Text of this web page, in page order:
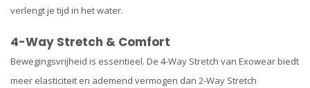
verlengt je tijd in het water.
4-Way Stretch & Comfort
Bewegingsvrijheid is essentieel. De 4-Way Stretch van Exowear biedt
meer elasticiteit en ademend vermogen dan 2-Way Stretch